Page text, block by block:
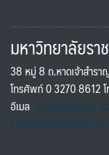
มหาวิทยาลัยร
38 หมู่ 8 ถ.หาดเจ้าสำร
โทรศัพท์ 0 3270 8612
อีเมล